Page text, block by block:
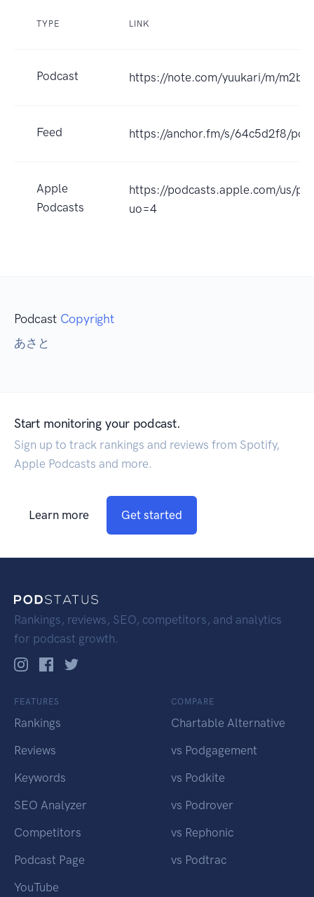
TYPE LINK
Podcast https://note.com/yuukari/m/
Feed https://anchor.fm/s/64c5d2f8/
Apple
Podcasts
https://podcasts.apple.com/us/
uo=4
Podcast Copyright
あさと
Start monitoring your podcast.
Sign up to track rankings and reviews from Spotify,
Apple Podcasts and more.
Learn more Get started
Rankings, reviews, SEO, competitors, and analytics
for podcast growth.
FEATURES
Rankings
Reviews
Keywords
SEO Analyzer
Competitors
Podcast Page
YouTube
COMPARE
Chartable Alternative
vs Podgagement
vs Podkite
vs Podrover
vs Rephonic
vs Podtrac